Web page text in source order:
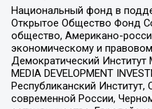
Национальный фонд в
Открытое Общество Фонд
общество, Американо-
экономическому и
Демократический
MEDIA DEVELOPMENT
Республиканский
современной России,